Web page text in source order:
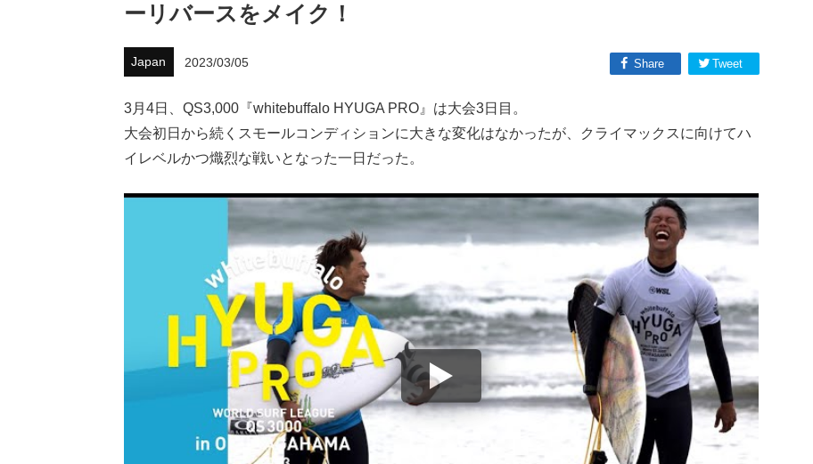
ーリバースをメイク！
Japan 2023/03/05 Tweet
Share
3月4日、QS3,000『whitebuffalo HYUGA PRO』は大会3日目。
大会初日から続くスモールコンディションに大きな変化はなかったが、クライマックスに向けてハ
イレベルかつ熾烈な戦いとなった一日だった。